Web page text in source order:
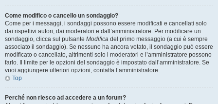
Come modifico o cancello un sondaggio?
Come per i messaggi, i sondaggi possono essere modificati e cancellati solo
dai rispettivi autori, dai moderatori e dall’amministratore. Per modificare un
sondaggio, clicca sul pulsante Modifica del primo messaggio (a cui è sempre
associato il sondaggio). Se nessuno ha ancora votato, il sondaggio può essere
modificato o cancellato, altrimenti solo i moderatori e l’amministratore possono
farlo. Il limite per le opzioni del sondaggio è impostato dall’amministratore. Se
vuoi aggiungere ulteriori opzioni, contatta l’amministratore.
Top
Perché non riesco ad accedere a un forum?